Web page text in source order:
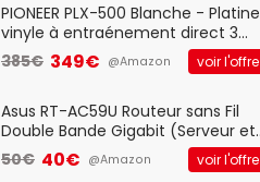
QWERTY UK - Noir
PIONEER PLX-500 Blanche - Platine
vinyle à entraénement direct 3
vitesses (33-45-78 trs/min) avec
pre-ampli intégré et port USB
385€ 349€ @Amazon voir l'offre
Asus RT-AC59U Routeur sans Fil
Double Bande Gigabit (Serveur et
Client VPN, Triple Vlan, Mode Point
d'accès et Bridge, contrôle
50€ 40€ @Amazon voir l'offre